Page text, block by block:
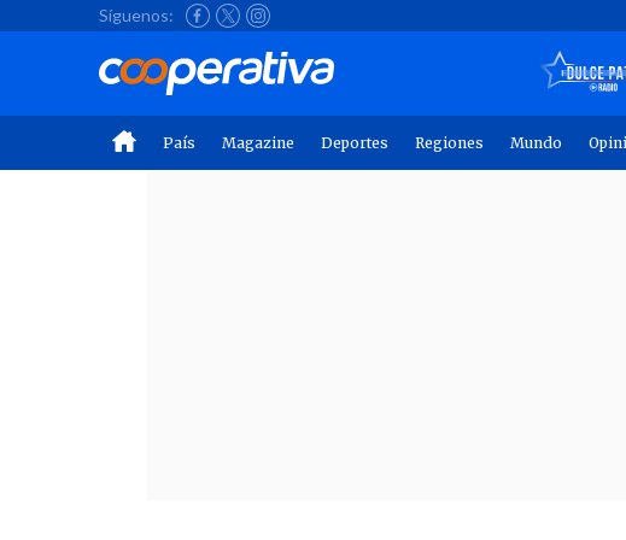
Síguenos:
País Magazine Deportes Regiones Mundo